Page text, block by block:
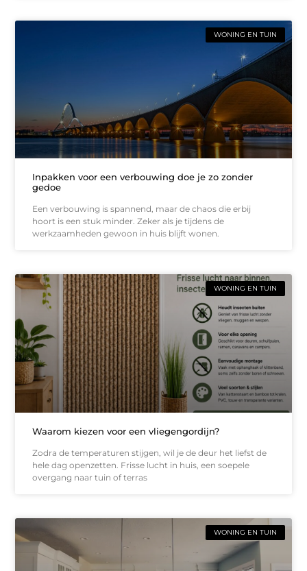
WONING EN TUIN
Inpakken voor een verbouwing doe je zo zonder
gedoe
Een verbouwing is spannend, maar de chaos die erbij
hoort is een stuk minder. Zeker als je tijdens de
werkzaamheden gewoon in huis blijft wonen.
WONING EN TUIN
Waarom kiezen voor een vliegengordijn?
Zodra de temperaturen stijgen, wil je de deur het liefst de
hele dag openzetten. Frisse lucht in huis, een soepele
overgang naar tuin of terras
WONING EN TUIN